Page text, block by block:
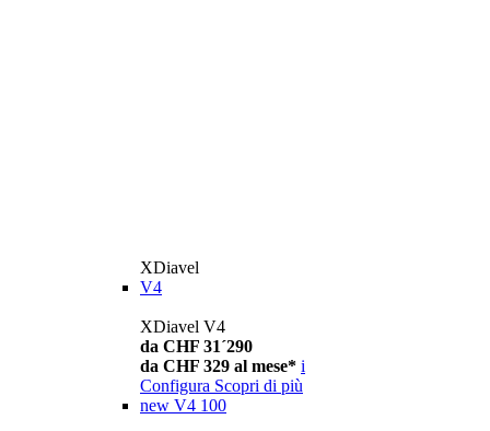
XDiavel
V4
XDiavel V4
da CHF 31´290
da CHF 329 al mese* i
Configura Scopri di più
new V4 100